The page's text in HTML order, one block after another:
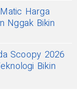
Harga
Nggak Bikin
Scoopy 2026
Bikin